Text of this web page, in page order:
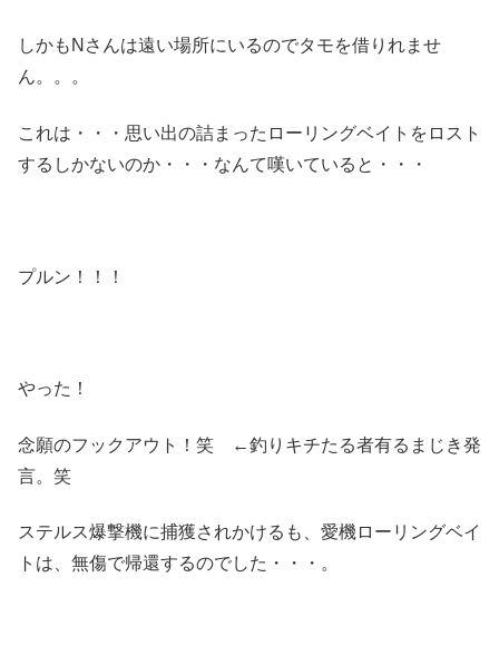
しかもNさんは遠い場所にいるのでタモを借りれませ
ん。。。
これは・・・思い出の詰まったローリングベイトをロスト
するしかないのか・・・なんて嘆いていると・・・
プルン！！！
やった！
念願のフックアウト！笑 ←釣りキチたる者有るまじき発
言。笑
ステルス爆撃機に捕獲されかけるも、愛機ローリングベイ
トは、無傷で帰還するのでした・・・。